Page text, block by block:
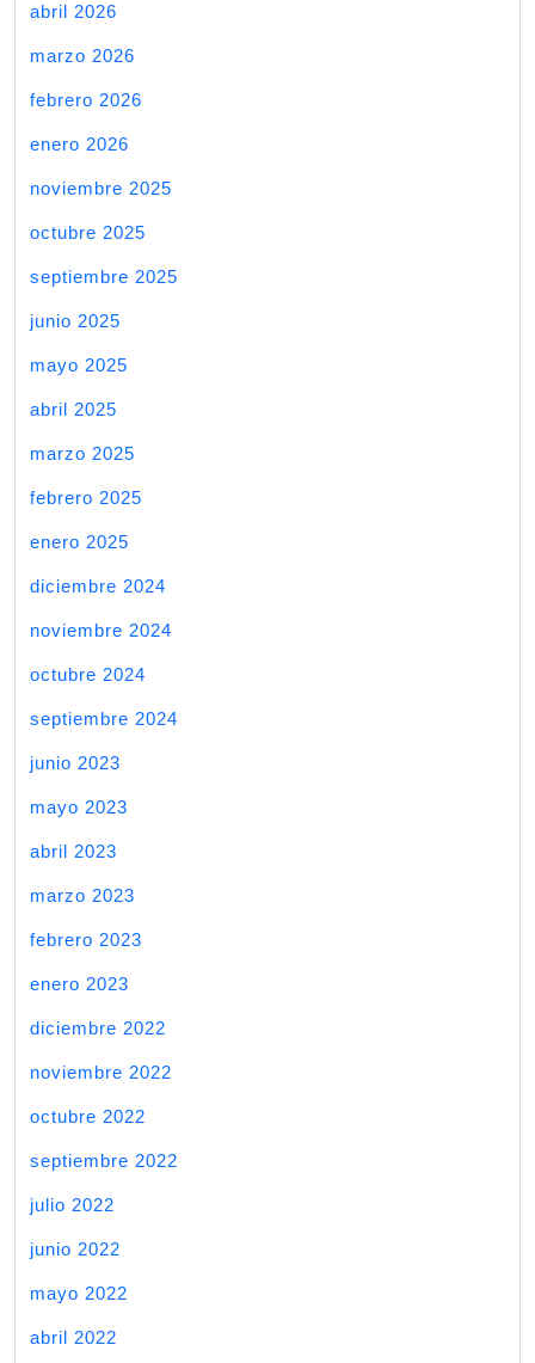
abril 2026
marzo 2026
febrero 2026
enero 2026
noviembre 2025
octubre 2025
septiembre 2025
junio 2025
mayo 2025
abril 2025
marzo 2025
febrero 2025
enero 2025
diciembre 2024
noviembre 2024
octubre 2024
septiembre 2024
junio 2023
mayo 2023
abril 2023
marzo 2023
febrero 2023
enero 2023
diciembre 2022
noviembre 2022
octubre 2022
septiembre 2022
julio 2022
junio 2022
mayo 2022
abril 2022